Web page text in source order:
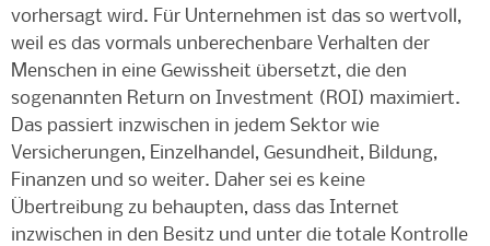
vorhersagt wird. Für Unternehmen ist das so wertvoll,
weil es das vormals unberechenbare Verhalten der
Menschen in eine Gewissheit übersetzt, die den
sogenannten Return on Investment (ROI) maximiert.
Das passiert inzwischen in jedem Sektor wie
Versicherungen, Einzelhandel, Gesundheit, Bildung,
Finanzen und so weiter. Daher sei es keine
Übertreibung zu behaupten, dass das Internet
inzwischen in den Besitz und unter die totale Kontrolle